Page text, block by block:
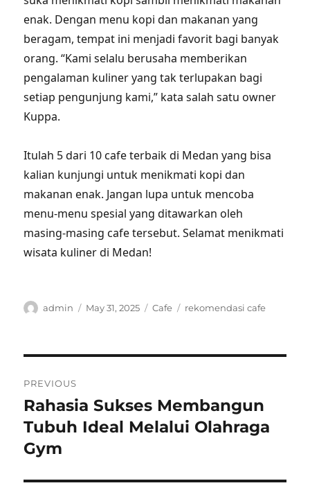
enak. Dengan menu kopi dan makanan yang
beragam, tempat ini menjadi favorit bagi banyak
orang. “Kami selalu berusaha memberikan
pengalaman kuliner yang tak terlupakan bagi
setiap pengunjung kami,” kata salah satu owner
Kuppa.
Itulah 5 dari 10 cafe terbaik di Medan yang bisa
kalian kunjungi untuk menikmati kopi dan
makanan enak. Jangan lupa untuk mencoba
menu-menu spesial yang ditawarkan oleh
masing-masing cafe tersebut. Selamat menikmati
wisata kuliner di Medan!
Author
admin
Posted
May 31, 2025 Categories
Cafe Tags
rekomendasi cafe
navigation
PREVIOUS
Previous
post:
Rahasia Sukses Membangun
Tubuh Ideal Melalui Olahraga
Gym